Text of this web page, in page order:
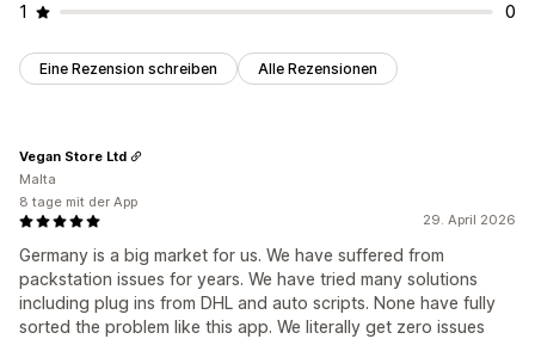
1
0
Eine Rezension schreiben Alle Rezensionen
29. April 2026
Germany is a big market for us. We have suffered from
packstation issues for years. We have tried many solutions
including plug ins from DHL and auto scripts. None have fully
sorted the problem like this app. We literally get zero issues
Vegan Store Ltd
Malta
8 tage mit der App